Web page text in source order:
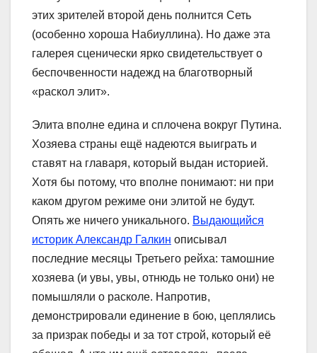
этих зрителей второй день полнится Сеть
(особенно хороша Набиуллина). Но даже эта
галерея сценически ярко свидетельствует о
беспочвенности надежд на благотворный
«раскол элит».
Элита вполне едина и сплочена вокруг Путина.
Хозяева страны ещё надеются выиграть и
ставят на главаря, который выдан историей.
Хотя бы потому, что вполне понимают: ни при
каком другом режиме они элитой не будут.
Опять же ничего уникального. Выдающийся
историк Александр Галкин описывал
последние месяцы Третьего рейха: тамошние
хозяева (и увы, увы, отнюдь не только они) не
помышляли о расколе. Напротив,
демонстрировали единение в бою, цеплялись
за призрак победы и за тот строй, который её